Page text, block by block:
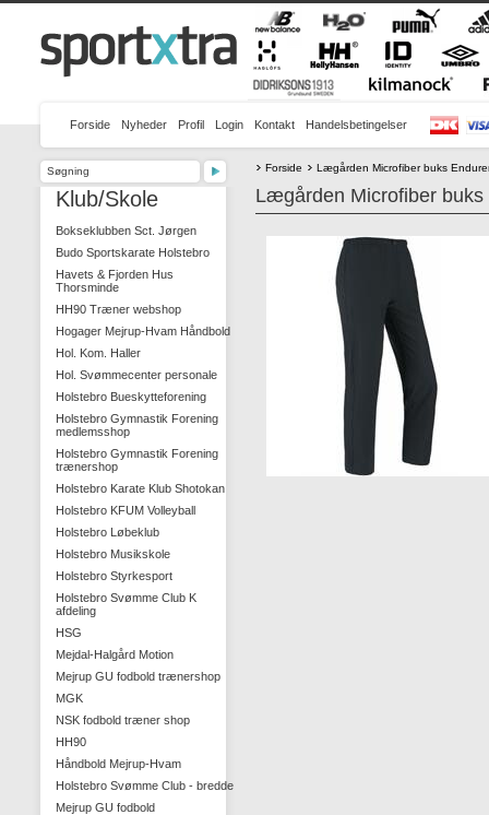
Forside Nyheder Profil Login Kontakt Handelsbetingelser
Klub/Skole
Bokseklubben Sct. Jørgen
Budo Sportskarate Holstebro
Havets & Fjorden Hus
Thorsminde
HH90 Træner webshop
Hogager Mejrup-Hvam Håndbold
Hol. Kom. Haller
Hol. Svømmecenter personale
Holstebro Bueskytteforening
Holstebro Gymnastik Forening
medlemsshop
Holstebro Gymnastik Forening
trænershop
Holstebro Karate Klub Shotokan
Holstebro KFUM Volleyball
Holstebro Løbeklub
Holstebro Musikskole
Holstebro Styrkesport
Holstebro Svømme Club K
afdeling
HSG
Mejdal-Halgård Motion
Mejrup GU fodbold trænershop
MGK
NSK fodbold træner shop
HH90
Håndbold Mejrup-Hvam
Holstebro Svømme Club - bredde
Mejrup GU fodbold
Forside Lægården Microfiber buks
Lægården Microfiber buks